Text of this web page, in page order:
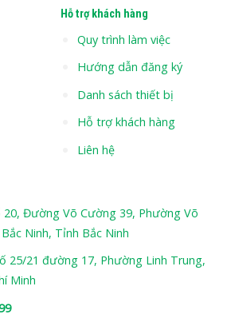
Hỗ trợ khách hàng
Quy trình làm việc
Hướng dẫn đăng ký
Danh sách thiết bị
Hỗ trợ khách hàng
Liên hệ
20, Đường Võ Cường 39, Phường Võ
Ninh, Tỉnh Bắc Ninh
25/21 đường 17, Phường Linh Trung,
Minh